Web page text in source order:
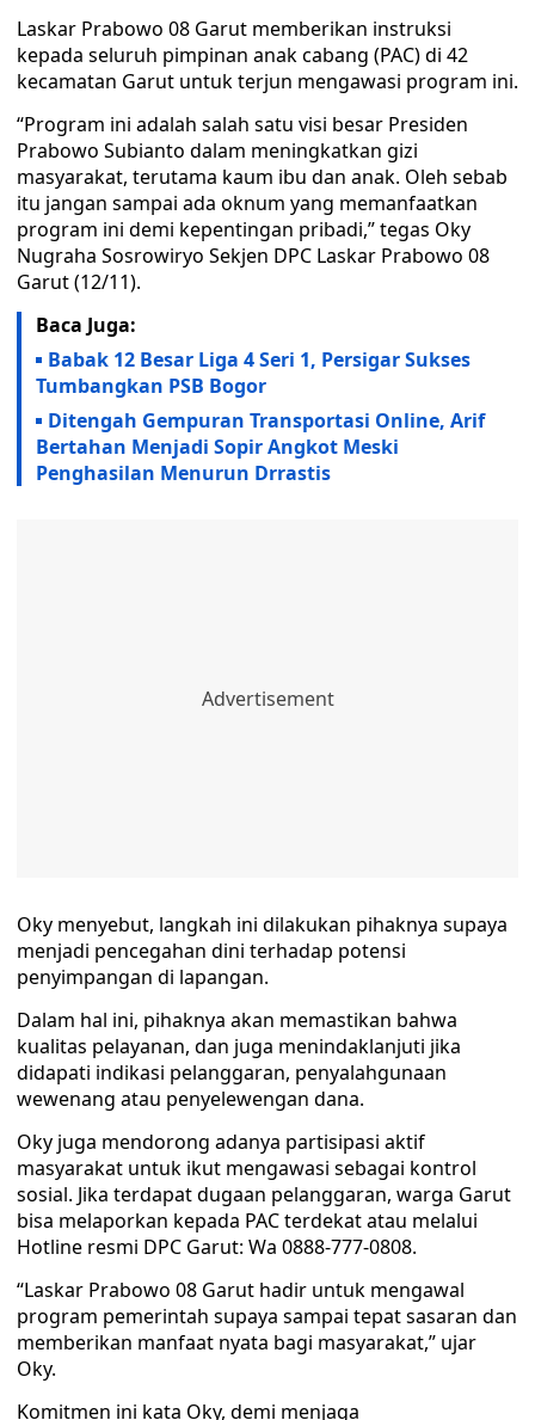
Laskar Prabowo 08 Garut memberikan instruksi
kepada seluruh pimpinan anak cabang (PAC) di 42
kecamatan Garut untuk terjun mengawasi program ini.
“Program ini adalah salah satu visi besar Presiden
Prabowo Subianto dalam meningkatkan gizi
masyarakat, terutama kaum ibu dan anak. Oleh sebab
itu jangan sampai ada oknum yang memanfaatkan
program ini demi kepentingan pribadi,” tegas Oky
Nugraha Sosrowiryo Sekjen DPC Laskar Prabowo 08
Garut (12/11).
Baca Juga:
Babak 12 Besar Liga 4 Seri 1, Persigar Sukses
Tumbangkan PSB Bogor
Ditengah Gempuran Transportasi Online, Arif
Bertahan Menjadi Sopir Angkot Meski
Penghasilan Menurun Drrastis
Oky menyebut, langkah ini dilakukan pihaknya supaya
menjadi pencegahan dini terhadap potensi
penyimpangan di lapangan.
Dalam hal ini, pihaknya akan memastikan bahwa
kualitas pelayanan, dan juga menindaklanjuti jika
didapati indikasi pelanggaran, penyalahgunaan
wewenang atau penyelewengan dana.
Oky juga mendorong adanya partisipasi aktif
masyarakat untuk ikut mengawasi sebagai kontrol
sosial. Jika terdapat dugaan pelanggaran, warga Garut
bisa melaporkan kepada PAC terdekat atau melalui
Hotline resmi DPC Garut: Wa 0888-777-0808.
“Laskar Prabowo 08 Garut hadir untuk mengawal
program pemerintah supaya sampai tepat sasaran dan
memberikan manfaat nyata bagi masyarakat,” ujar
Oky.
Komitmen ini kata Oky, demi menjaga